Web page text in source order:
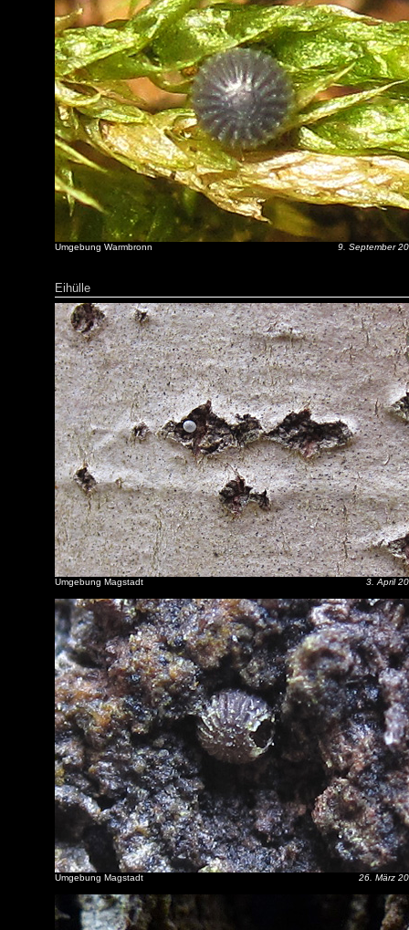
Umgebung Warmbronn 9. September
Eihülle
Umgebung Magstadt 3. April
Umgebung Magstadt 26. März